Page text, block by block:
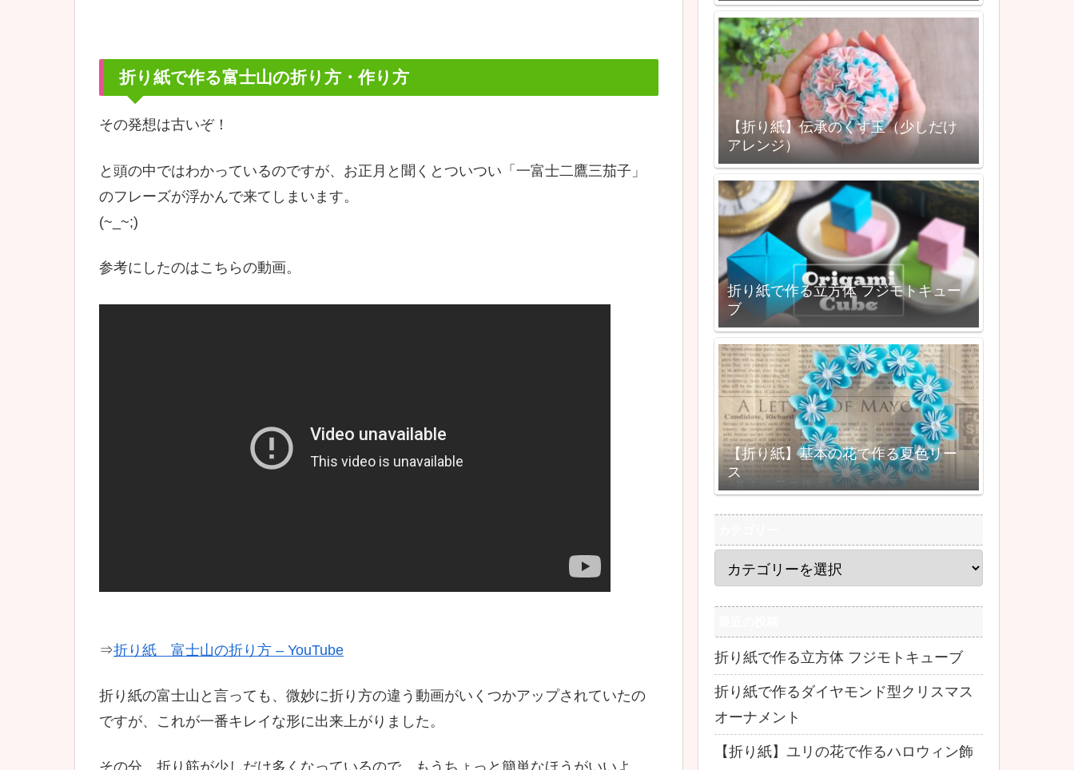
折り紙で作る富士山の折り方・作り方
その発想は古いぞ！
と頭の中ではわかっているのですが、お正月と聞くとついつい「一富士二鷹三茄子」
のフレーズが浮かんで来てしまいます。
(~_~;)
参考にしたのはこちらの動画。
⇒折り紙 富士山の折り方 – YouTube
折り紙の富士山と言っても、微妙に折り方の違う動画がいくつかアップされていたの
ですが、これが一番キレイな形に出来上がりました。
【折り紙】伝承のくす玉（少しだけ
アレンジ）
折り紙で作る立方体 フジモトキュー
ブ
【折り紙】基本の花で作る夏色リー
ス
折り紙で作る立方体 フジモトキューブ
折り紙で作るダイヤモンド型クリスマス
オーナメント
【折り紙】ユリの花で作るハロウィン飾